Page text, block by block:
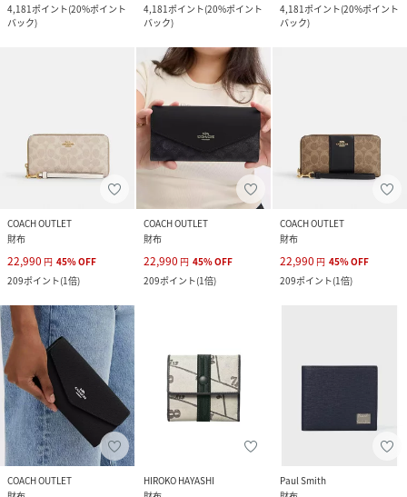
4,181ポイント(20%ポイント
バック)
4,181ポイント(20%ポイント
バック)
4,181ポイント(20%ポイント
バック)
COACH OUTLET
財布
22,990 円 45%OFF
209ポイント(1倍)
COACH OUTLET
財布
22,990 円 45%OFF
209ポイント(1倍)
COACH OUTLET
財布
22,990 円 45%OFF
209ポイント(1倍)
COACH OUTLET
HIROKO HAYASHI
Paul Smith